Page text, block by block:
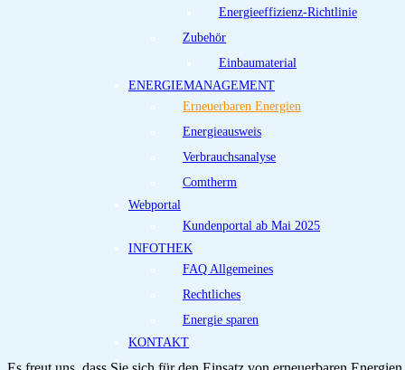
Energieeffizienz-Richtlinie
Zubehör
Einbaumaterial
ENERGIEMANAGEMENT
Erneuerbaren Energien
Energieausweis
Verbrauchsanalyse
Comtherm
Webportal
Kundenportal ab Mai 2025
INFOTHEK
FAQ Allgemeines
Rechtliches
Energie sparen
KONTAKT